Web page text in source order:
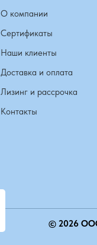
О компании
Сертификаты
Наши клиенты
Доставка и оплата
Лизинг и рассрочка
Контакты
© 2026